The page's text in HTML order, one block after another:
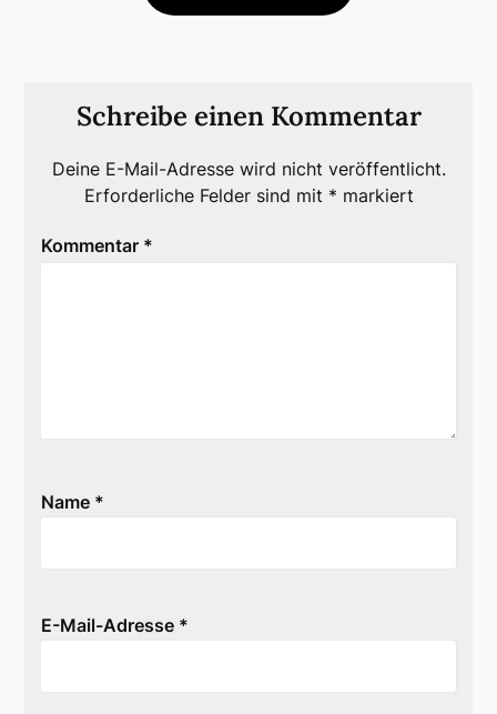
Schreibe einen Kommentar
Deine E-Mail-Adresse wird nicht veröffentlicht.
Erforderliche Felder sind mit * markiert
Kommentar *
Name *
E-Mail-Adresse *